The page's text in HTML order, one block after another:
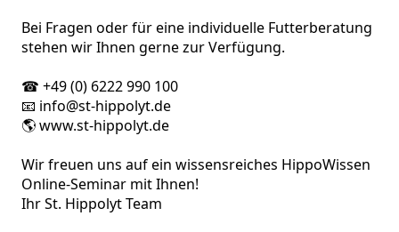
Bei Fragen oder für eine individuelle Futterberatung
stehen wir Ihnen gerne zur Verfügung.
☎️ +49 (0) 6222 990 100
📧 info@st-hippolyt.de
🌎 www.st-hippolyt.de
Wir freuen uns auf ein wissensreiches HippoWissen
Online-Seminar mit Ihnen!
Ihr St. Hippolyt Team